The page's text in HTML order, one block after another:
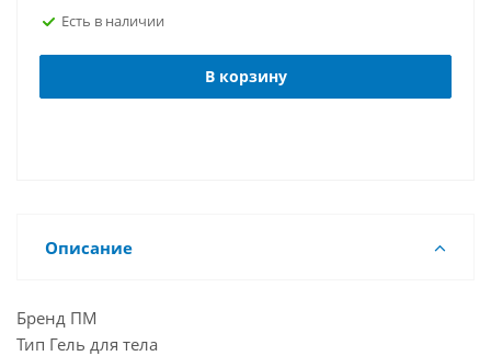
Есть в наличии
В корзину
Описание
Бренд ПМ
Тип Гель для тела